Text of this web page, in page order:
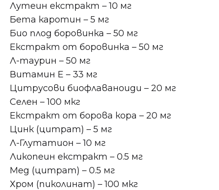
Лутеин екстракт – 10 мг
Бета каротин – 5 мг
Био плод боровинка – 50 мг
Екстракт от боровинка – 50 мг
Л-таурин – 50 мг
Витамин Е – 33 мг
Цитрусови биофлаваноиди – 20 мг
Селен – 100 мкг
Екстракт от борова кора – 20 мг
Цинк (цитрат) – 5 мг
Л-Глутатион – 10 мг
Ликопеин екстракт – 0.5 мг
Мед (цитрат) – 0.5 мг
Хром (пиколинат) – 100 мкг